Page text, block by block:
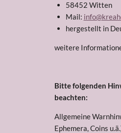
58452 Witten
Mail:
hergestellt in
weitere
Bitte folgenden
beachten:
Allgemeine
Ephemera, Coins